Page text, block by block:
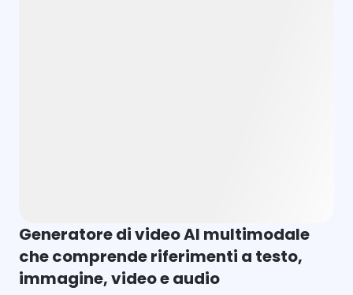
Generatore di video AI multimodale
che comprende riferimenti a testo,
immagine, video e audio